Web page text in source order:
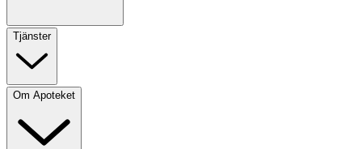
Tjänster
Om Apoteket